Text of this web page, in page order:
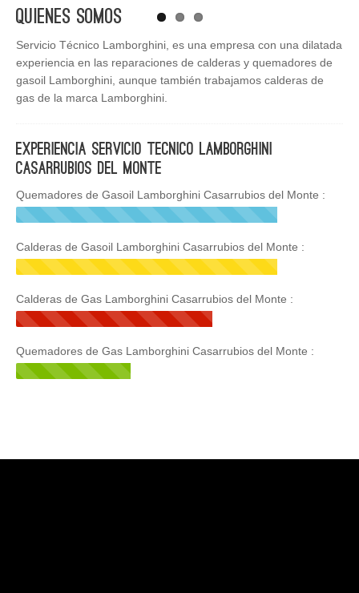
Quienes Somos
Servicio Técnico Lamborghini, es una empresa con una dilatada
experiencia en las reparaciones de calderas y quemadores de
gasoil Lamborghini, aunque también trabajamos calderas de
gas de la marca Lamborghini.
Experiencia Servicio Tecnico Lamborghini
Casarrubios del Monte
Quemadores de Gasoil Lamborghini Casarrubios del Monte :
Calderas de Gasoil Lamborghini Casarrubios del Monte :
Calderas de Gas Lamborghini Casarrubios del Monte :
Quemadores de Gas Lamborghini Casarrubios del Monte :